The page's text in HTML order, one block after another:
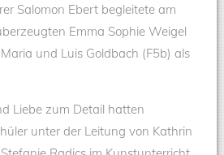
Salomon Ebert begleitete am
Emma Sophie Weigel
und Luis Goldbach (F5b) als
Liebe zum Detail hatten
unter der Leitung von Kathrin